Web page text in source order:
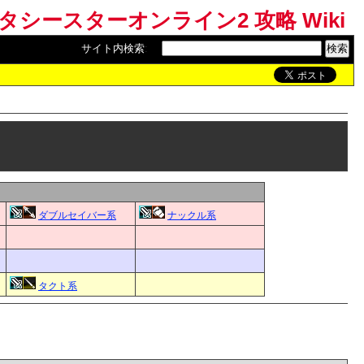
シースターオンライン2 攻略 Wiki
サイト内検索:
ダブルセイバー系 ナックル系
タクト系